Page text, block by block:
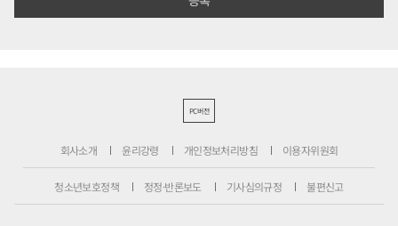
PC버전
회사소개 윤리강령 개인정보처리방침 이용자위원회
청소년보호정책 정정·반론보도 기사심의규정 불편신고